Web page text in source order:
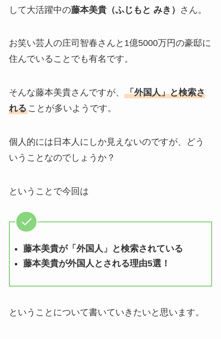
して大活躍中の藤本美貴（ふじもと みき） さん。
お笑い芸人の庄司智春さんと1億5000万円の豪邸に
住んでいることでも有名です。
そんな藤本美貴さんですが、 「外国人」と検索さ
れることが多いようです。
個人的には日本人にしか見えないのですが、どう
いうことなのでしょうか？
ということで今回は
藤本美貴が「外国人」と検索されている
藤本美貴が外国人とされる理由5選！
ということについて書いていきたいと思います。